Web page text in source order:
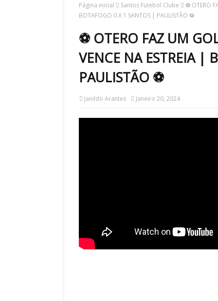
Página inicial Santos Futebol Clube
⚽ OTERO
BOTAFOGO 0 X 1 SANTOS | PAULISTÃO ⚽
⚽ OTERO FAZ UM
VENCE NA ESTREIA |
PAULISTÃO ⚽
Janildo Arantes Janeiro 20, 2024